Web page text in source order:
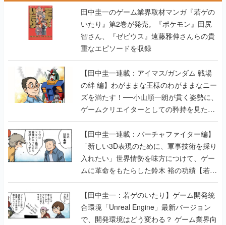
田中圭一のゲーム業界取材マンガ『若ゲの
いたり』第2巻が発売。『ポケモン』田尻
智さん、『ゼビウス』遠藤雅伸さんらの貴
重なエピソードを収録
【田中圭一連載：アイマス/ガンダム 戦場
の絆 編】わがままな王様のわがままなニー
ズを満たす！──小山順一朗が貫く姿勢に、
ゲームクリエイターとしての矜持を見た
【若ゲのいたり最終回】
【田中圭一連載：バーチャファイター編】
「新しい3D表現のために、軍事技術を採り
入れたい」世界情勢を味方につけて、ゲー
ムに革命をもたらした鈴木 裕の功績【若ゲ
のいたり】
【田中圭一：若ゲのいたり】ゲーム開発統
合環境「Unreal Engine」最新バージョン
で、開発環境はどう変わる？ ゲーム業界向